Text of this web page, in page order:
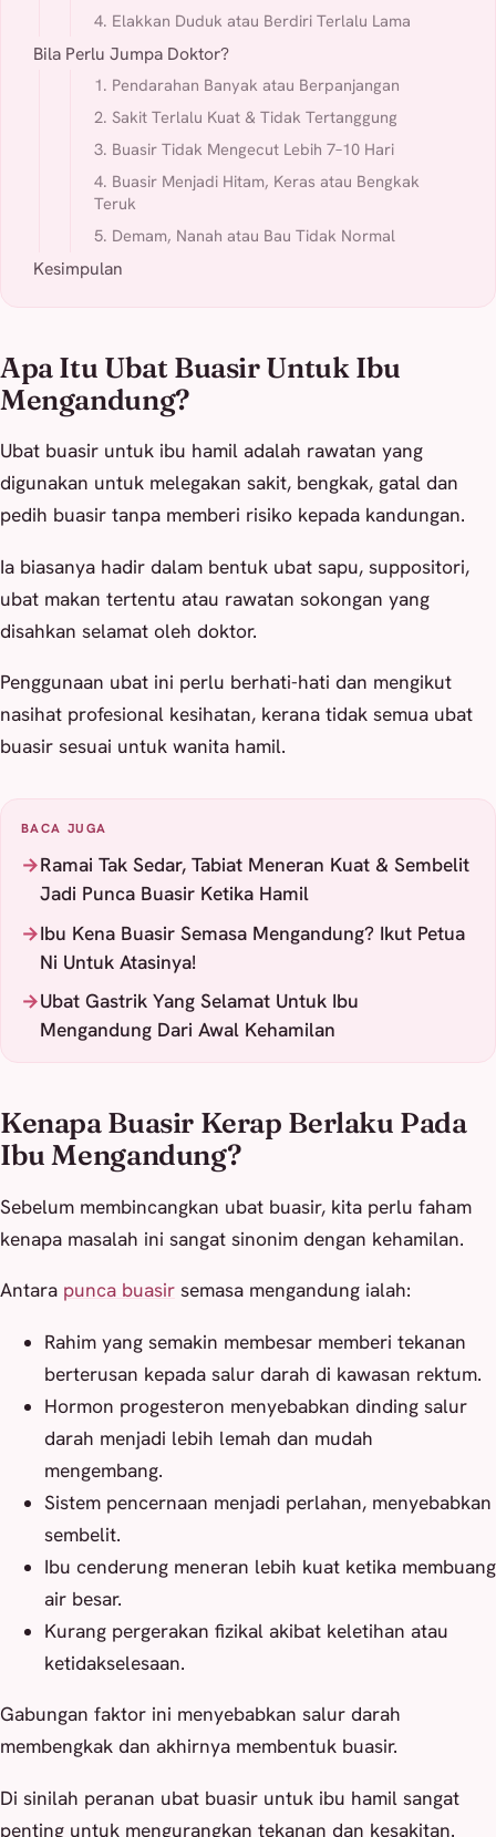
4. Elakkan Duduk atau Berdiri Terlalu Lama
Bila Perlu Jumpa Doktor?
1. Pendarahan Banyak atau Berpanjangan
2. Sakit Terlalu Kuat & Tidak Tertanggung
3. Buasir Tidak Mengecut Lebih 7–10 Hari
4. Buasir Menjadi Hitam, Keras atau Bengkak
Teruk
5. Demam, Nanah atau Bau Tidak Normal
Kesimpulan
Apa Itu Ubat Buasir Untuk Ibu
Mengandung?
Ubat buasir untuk ibu hamil adalah rawatan yang
digunakan untuk melegakan sakit, bengkak, gatal dan
pedih buasir tanpa memberi risiko kepada kandungan.
Ia biasanya hadir dalam bentuk ubat sapu, suppositori,
ubat makan tertentu atau rawatan sokongan yang
disahkan selamat oleh doktor.
Penggunaan ubat ini perlu berhati-hati dan mengikut
nasihat profesional kesihatan, kerana tidak semua ubat
buasir sesuai untuk wanita hamil.
BACA JUGA
Ramai Tak Sedar, Tabiat Meneran Kuat & Sembelit
Jadi Punca Buasir Ketika Hamil
Ibu Kena Buasir Semasa Mengandung? Ikut Petua
Ni Untuk Atasinya!
Ubat Gastrik Yang Selamat Untuk Ibu
Mengandung Dari Awal Kehamilan
Kenapa Buasir Kerap Berlaku Pada
Ibu Mengandung?
Sebelum membincangkan ubat buasir, kita perlu faham
kenapa masalah ini sangat sinonim dengan kehamilan.
Antara punca buasir semasa mengandung ialah:
Rahim yang semakin membesar memberi tekanan
berterusan kepada salur darah di kawasan rektum.
Hormon progesteron menyebabkan dinding salur
darah menjadi lebih lemah dan mudah
mengembang.
Sistem pencernaan menjadi perlahan, menyebabkan
sembelit.
Ibu cenderung meneran lebih kuat ketika membuang
air besar.
Kurang pergerakan fizikal akibat keletihan atau
ketidakselesaan.
Gabungan faktor ini menyebabkan salur darah
membengkak dan akhirnya membentuk buasir.
Di sinilah peranan ubat buasir untuk ibu hamil sangat
penting untuk mengurangkan tekanan dan kesakitan.